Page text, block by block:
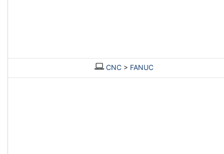
CNC > FANUC